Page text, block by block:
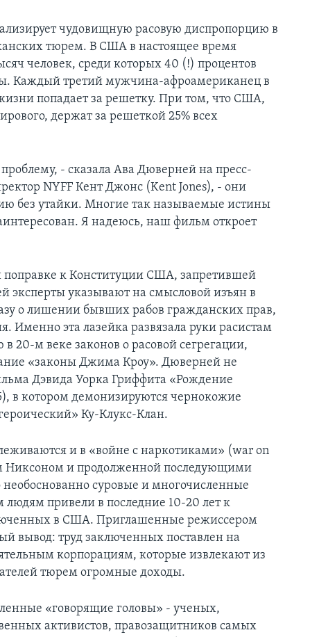
чудовищную расовую диспропорцию в
тюрем. В США в настоящее время
человек, среди которых 40 (!) процентов
Каждый третий мужчина-афроамериканец в
попадает за решетку. При том, что США,
держат за решеткой 25% всех
- сказала Ава Дюверней на пресс-
NYFF Кент Джонс (Kent Jones), - они
без утайки. Многие так называемые истины
Я надеюсь, наш фильм откроет
поправке к Конституции США, запретившей
эксперты указывают на смысловой изъян в
о лишении бывших рабов гражданских прав,
Именно эта лазейка развязала руки расистам
20-м веке законов о расовой сегрегации,
«законы Джима Кроу». Дюверней не
Дэвида Уорка Гриффита «Рождение
в котором демонизируются чернокожие
Ку-Клукс-Клан.
и в «войне с наркотиками» (war on
Никсоном и продолженной последующими
суровые и многочисленные
привели в последние 10-20 лет к
в США. Приглашенные режиссером
вывод: труд заключенных поставлен на
корпорациям, которые извлекают из
тюрем огромные доходы.
«говорящие головы» - ученых,
активистов, правозащитников самых